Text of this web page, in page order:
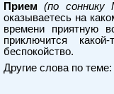
Прием (по соннику
оказываетесь на
времени приятную
приключится
беспокойство.
Другие слова по теме: